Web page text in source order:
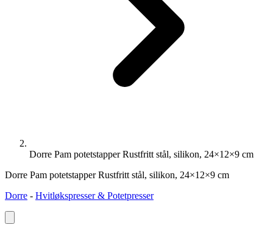
Dorre Pam potetstapper Rustfritt stål, silikon, 24×12×9 cm
Dorre Pam potetstapper Rustfritt stål, silikon, 24×12×9 cm
Dorre - Hvitløkspresser & Potetpresser